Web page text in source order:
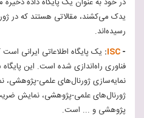
رسیده‌اند.
-
ISC
: یک پایگاه اطلاعاتی ایرانی
فناوری راه‌اندازی شده است. این
نمایه‌سازی ژورنال‌های علمی-
ژورنال‌های علمی-پژوهشی، نمایش
پژوهشی و ... است.